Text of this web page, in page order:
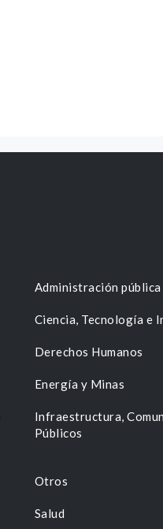
Administración pública
Ciencia, Tecnología e
Derechos Humanos
Energía y Minas
Infraestructura,
Públicos
Otros
Salud